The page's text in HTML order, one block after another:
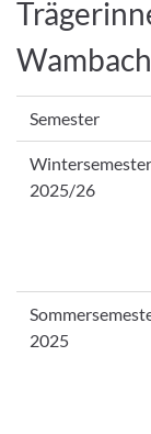
Semester
Wintersemester
2025/26
2025